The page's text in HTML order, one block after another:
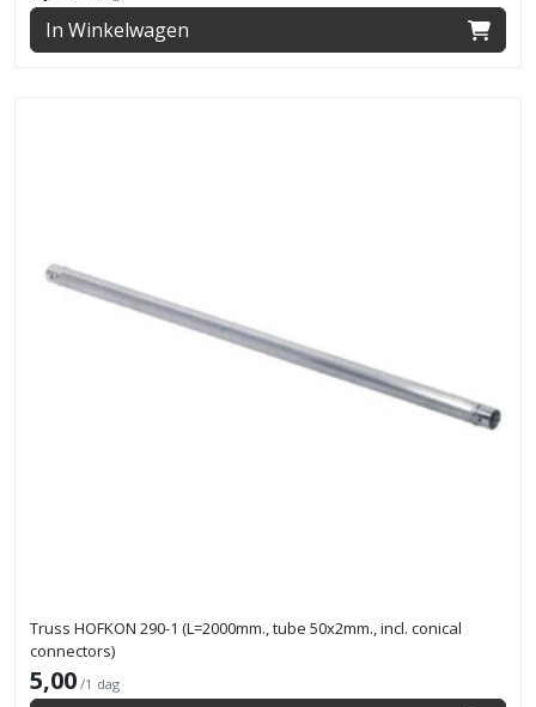
In Winkelwagen
Truss HOFKON 290-1 (L=2000mm., tube 50x2mm., incl. conical
connectors)
5,00 /1 dag